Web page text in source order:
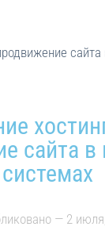
сайта в
системах
— 2